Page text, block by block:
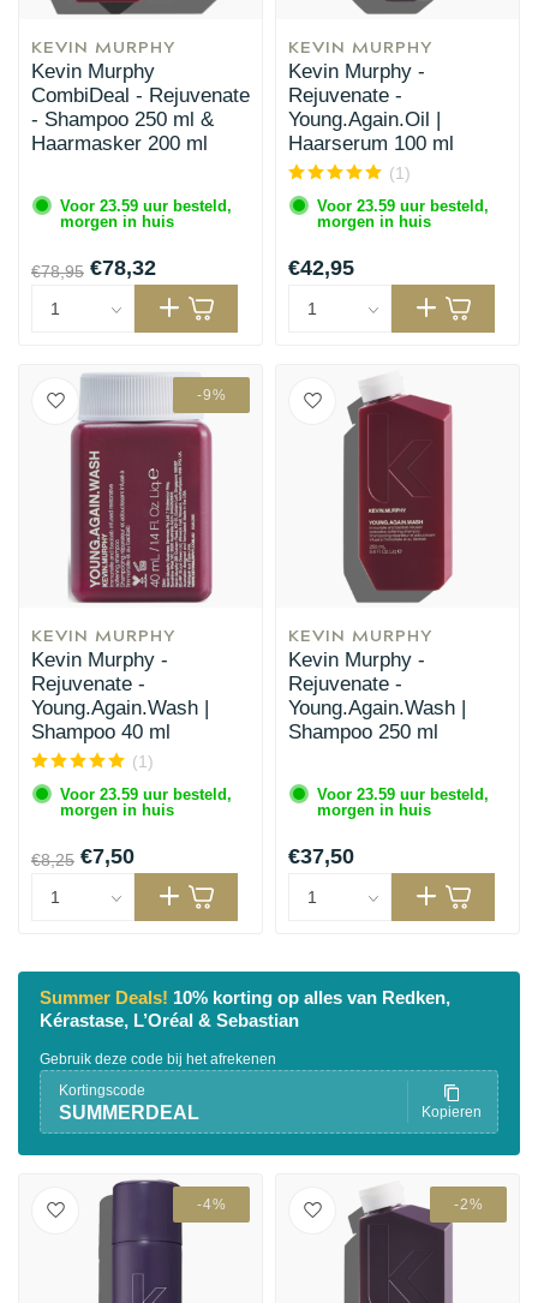
Haarstyling Haarkleuring
KEVIN MURPHY
Kevin Murphy
CombiDeal - Rejuvenate
- Shampoo 250 ml &
Haarmasker 200 ml
Voor 23.59 uur besteld,
morgen in huis
€78,95 €78,32
KEVIN MURPHY
Kevin Murphy -
Rejuvenate -
Young.Again.Oil |
Haarserum 100 ml
(1)
Voor 23.59 uur besteld,
morgen in huis
€42,95
-9%
KEVIN MURPHY
Kevin Murphy -
Rejuvenate -
Young.Again.Wash |
Shampoo 40 ml
(1)
Voor 23.59 uur besteld,
morgen in huis
€8,25 €7,50
KEVIN MURPHY
Kevin Murphy -
Rejuvenate -
Young.Again.Wash |
Shampoo 250 ml
Voor 23.59 uur besteld,
morgen in huis
€37,50
Summer Deals! 10% korting op alles van Redken,
Kérastase, L’Oréal & Sebastian
Gebruik deze code bij het afrekenen
Kortingscode
SUMMERDEAL Kopieren
-4% -2%